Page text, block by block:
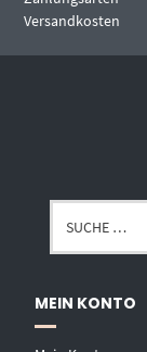
Versandkosten
MEIN KONTO